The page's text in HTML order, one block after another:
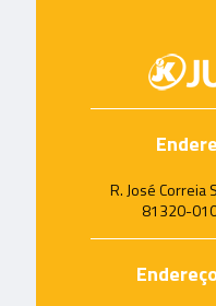
R. José Correia
81320-